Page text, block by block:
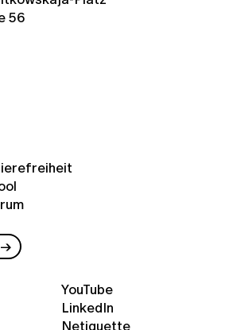
56
YouTube
LinkedIn
Netiquette